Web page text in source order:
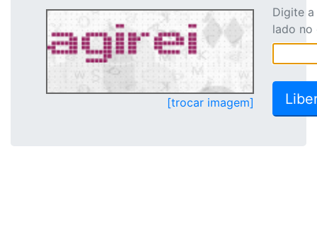
[trocar imagem]
Digite
lado no